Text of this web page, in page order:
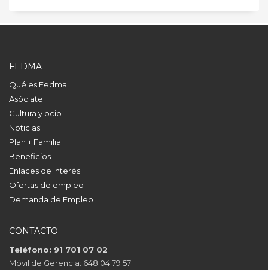
FEDMA
Qué es Fedma
Asóciate
Cultura y ocio
Noticias
Plan + Familia
Beneficios
Enlaces de Interés
Ofertas de empleo
Demanda de Empleo
CONTACTO
Teléfono: 91 701 07 02
Móvil de Gerencia: 648 04 79 57